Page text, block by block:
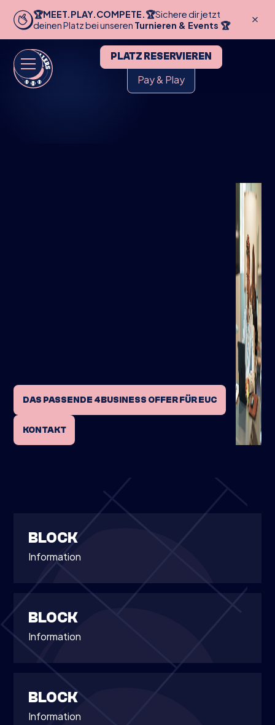
🏆MEET.PLAY.COMPETE.🏆Sichere dir jetzt
deinen Platz bei unseren Turnieren & Events 🏆
PLATZ RESERVIEREN
Pay & Play
DAS PASSENDE 4BUSINESS OFFER FÜR EUC
KONTAKT
BLOCK
Information
BLOCK
Information
BLOCK
Information